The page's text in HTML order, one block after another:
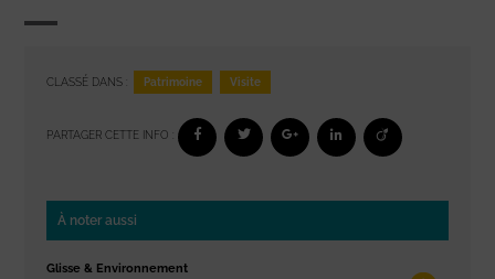
CLASSÉ DANS : Patrimoine Visite
PARTAGER CETTE INFO :
À noter aussi
Glisse & Environnement